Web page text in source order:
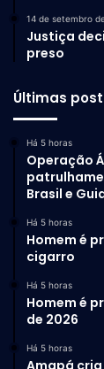
14 de setembro
Justiça
preso
Últimas
Há 5 horas
Operação
Brasil e
Há 5 horas
Homem é
cigarro
Há 5 horas
Homem é
de 2026
Há 5 horas
Amapá cria